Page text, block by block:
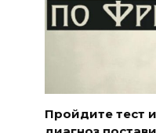
Пройдите тест